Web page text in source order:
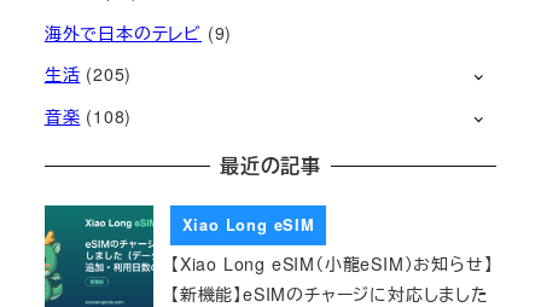
海外で日本のテレビ (9)
生活 (205)
音楽 (108)
最近の記事
Xiao Long eSIM
【Xiao Long eSIM（小龍eSIM）お知らせ】
【新機能】eSIMのチャージに対応しました